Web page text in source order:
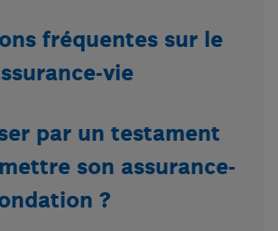
fréquentes sur le
vie
par un testament
son assurance-
?